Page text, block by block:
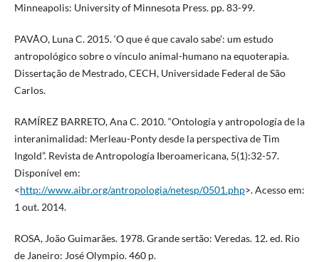
Minneapolis: University of Minnesota Press. pp. 83-99.
PAVÃO, Luna C. 2015. ‘O que é que cavalo sabe’: um estudo
antropológico sobre o vínculo animal-humano na equoterapia.
Dissertação de Mestrado, CECH, Universidade Federal de São
Carlos.
RAMÍREZ BARRETO, Ana C. 2010. “Ontología y antropología de la
interanimalidad: Merleau-Ponty desde la perspectiva de Tim
Ingold”. Revista de Antropología Iberoamericana, 5(1):32-57.
Disponível em:
<http://www.aibr.org/antropologia/netesp/0501.php>. Acesso em:
1 out. 2014.
ROSA, João Guimarães. 1978. Grande sertão: Veredas. 12. ed. Rio
de Janeiro: José Olympio. 460 p.